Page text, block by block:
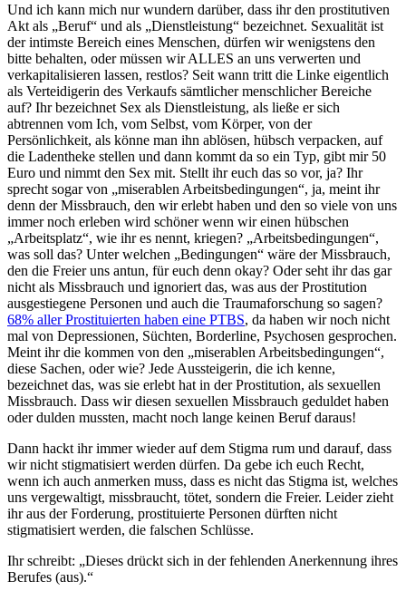
Und ich kann mich nur wundern darüber, dass ihr den prostitutiven
Akt als „Beruf“ und als „Dienstleistung“ bezeichnet. Sexualität ist
der intimste Bereich eines Menschen, dürfen wir wenigstens den
bitte behalten, oder müssen wir ALLES an uns verwerten und
verkapitalisieren lassen, restlos? Seit wann tritt die Linke eigentlich
als Verteidigerin des Verkaufs sämtlicher menschlicher Bereiche
auf? Ihr bezeichnet Sex als Dienstleistung, als ließe er sich
abtrennen vom Ich, vom Selbst, vom Körper, von der
Persönlichkeit, als könne man ihn ablösen, hübsch verpacken, auf
die Ladentheke stellen und dann kommt da so ein Typ, gibt mir 50
Euro und nimmt den Sex mit. Stellt ihr euch das so vor, ja? Ihr
sprecht sogar von „miserablen Arbeitsbedingungen“, ja, meint ihr
denn der Missbrauch, den wir erlebt haben und den so viele von uns
immer noch erleben wird schöner wenn wir einen hübschen
„Arbeitsplatz“, wie ihr es nennt, kriegen? „Arbeitsbedingungen“,
was soll das? Unter welchen „Bedingungen“ wäre der Missbrauch,
den die Freier uns antun, für euch denn okay? Oder seht ihr das gar
nicht als Missbrauch und ignoriert das, was aus der Prostitution
ausgestiegene Personen und auch die Traumaforschung so sagen?
68% aller Prostituierten haben eine PTBS, da haben wir noch nicht
mal von Depressionen, Süchten, Borderline, Psychosen gesprochen.
Meint ihr die kommen von den „miserablen Arbeitsbedingungen“,
diese Sachen, oder wie? Jede Aussteigerin, die ich kenne,
bezeichnet das, was sie erlebt hat in der Prostitution, als sexuellen
Missbrauch. Dass wir diesen sexuellen Missbrauch geduldet haben
oder dulden mussten, macht noch lange keinen Beruf daraus!
Dann hackt ihr immer wieder auf dem Stigma rum und darauf, dass
wir nicht stigmatisiert werden dürfen. Da gebe ich euch Recht,
wenn ich auch anmerken muss, dass es nicht das Stigma ist, welches
uns vergewaltigt, missbraucht, tötet, sondern die Freier. Leider zieht
ihr aus der Forderung, prostituierte Personen dürften nicht
stigmatisiert werden, die falschen Schlüsse.
Ihr schreibt: „Dieses drückt sich in der fehlenden Anerkennung ihres
Berufes (aus).“